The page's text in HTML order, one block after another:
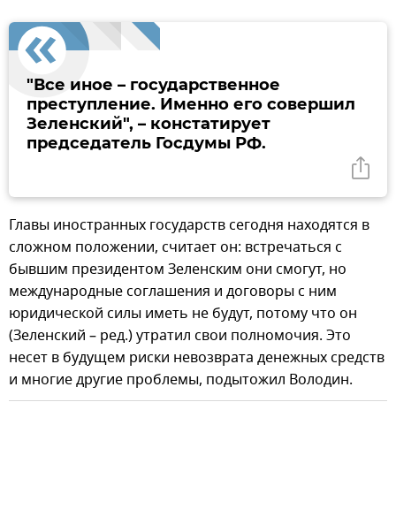
"Все иное – государственное
преступление. Именно его совершил
Зеленский", – констатирует
председатель Госдумы РФ.
Главы иностранных государств сегодня находятся в
сложном положении, считает он: встречаться с
бывшим президентом Зеленским они смогут, но
международные соглашения и договоры с ним
юридической силы иметь не будут, потому что он
(Зеленский – ред.) утратил свои полномочия. Это
несет в будущем риски невозврата денежных средств
и многие другие проблемы, подытожил Володин.